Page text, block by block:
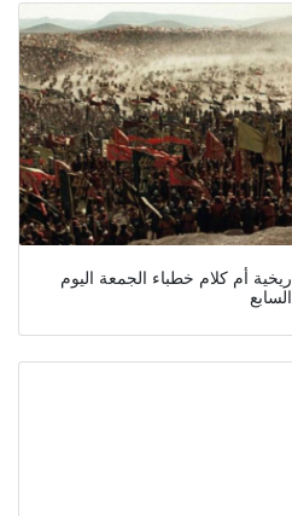
أم كلام خطباء الجمعة اليوم
السابع